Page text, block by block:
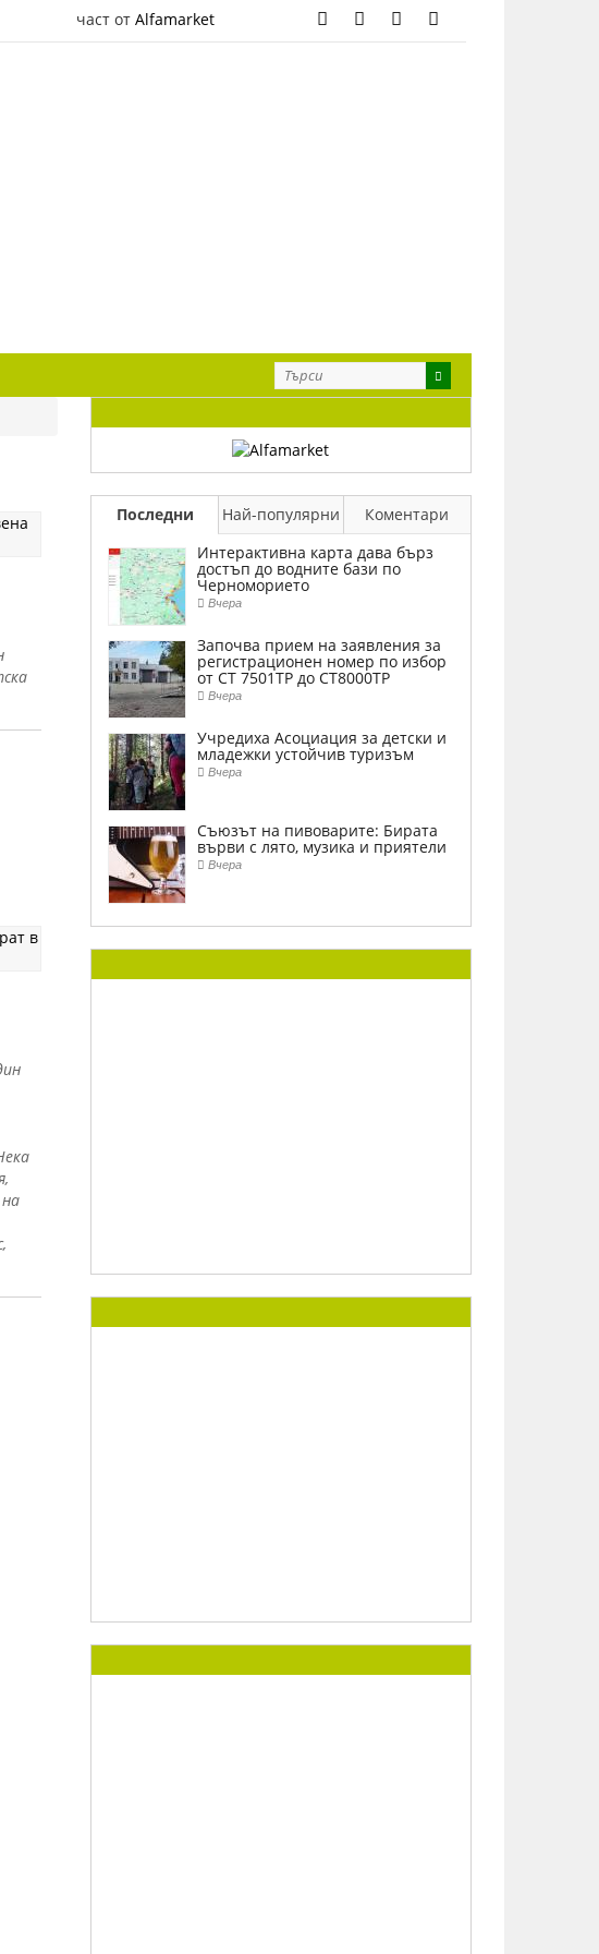
част от Alfamarket
Последни Най-популярни
Коментари
Интерактивна карта дава бърз
достъп до водните бази по
Черноморието
Вчера
Започва прием на заявления за
регистрационен номер по избор
от СТ 7501ТР до СТ8000ТР
Вчера
Учредиха Асоциация за детски и
младежки устойчив туризъм
Вчера
Съюзът на пивоварите: Бирата
върви с лято, музика и приятели
Вчера